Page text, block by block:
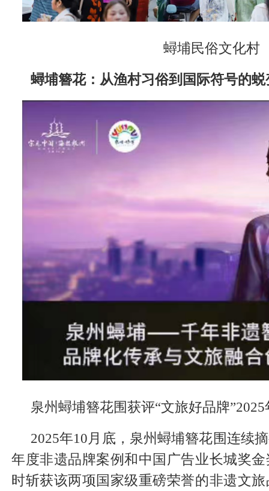
蟳埔民俗文化村
蟳埔簪花：从渔村习俗到国际符号的蜕
泉州蟳埔簪花围获评“文旅好品牌”2025
2025年10月底，泉州蟳埔簪花围连续
年度非遗品牌案例和中国广告业长城奖
时斩获该两项国家级重磅荣誉的非遗文